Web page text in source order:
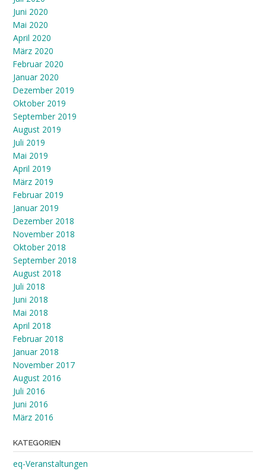
Juni 2020
Mai 2020
April 2020
März 2020
Februar 2020
Januar 2020
Dezember 2019
Oktober 2019
September 2019
August 2019
Juli 2019
Mai 2019
April 2019
März 2019
Februar 2019
Januar 2019
Dezember 2018
November 2018
Oktober 2018
September 2018
August 2018
Juli 2018
Juni 2018
Mai 2018
April 2018
Februar 2018
Januar 2018
November 2017
August 2016
Juli 2016
Juni 2016
März 2016
KATEGORIEN
eq-Veranstaltungen